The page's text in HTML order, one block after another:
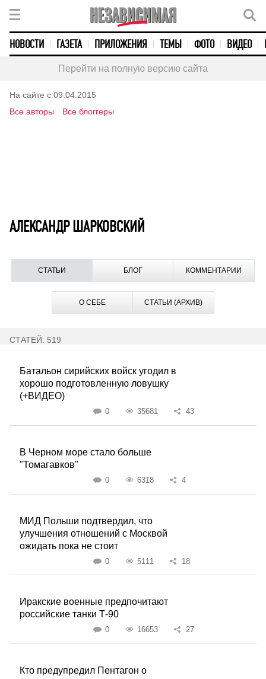
НОВОСТИ ГАЗЕТА ПРИЛОЖЕНИЯ ТЕМЫ ФОТО ВИДЕО
Перейти на полную версию сайта
На сайте с 09.04.2015
Все авторы
Все блоггеры
АЛЕКСАНДР ШАРКОВСКИЙ
СТАТЬИ БЛОГ КОММЕНТАРИИ
О СЕБЕ СТАТЬИ (АРХИВ)
СТАТЕЙ: 519
Батальон сирийских войск угодил в
хорошо подготовленную ловушку
(+ВИДЕО)
0 35681 43
В Черном море стало больше
"Томагавков"
0 6318 4
МИД Польши подтвердил, что
улучшения отношений с Москвой
ожидать пока не стоит
0 5111 18
Иракские военные предпочитают
российские танки Т-90
0 16653 27
Кто предупредил Пентагон о